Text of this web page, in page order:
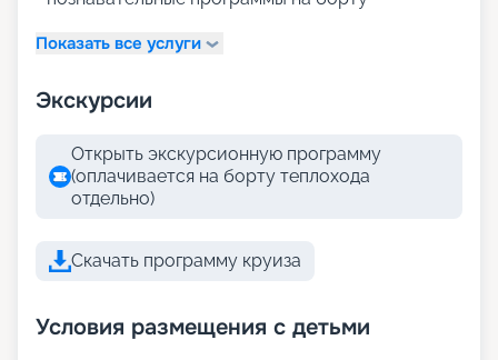
Показать все услуги
Экскурсии
Открыть экскурсионную программу
(оплачивается на борту теплохода
отдельно)
Скачать программу круиза
Условия размещения с детьми